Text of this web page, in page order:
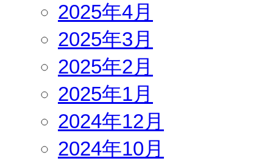
2025年4月
2025年3月
2025年2月
2025年1月
2024年12月
2024年10月